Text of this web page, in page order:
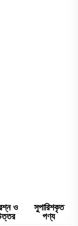
ও
সুপারিশকৃত
পণ্য